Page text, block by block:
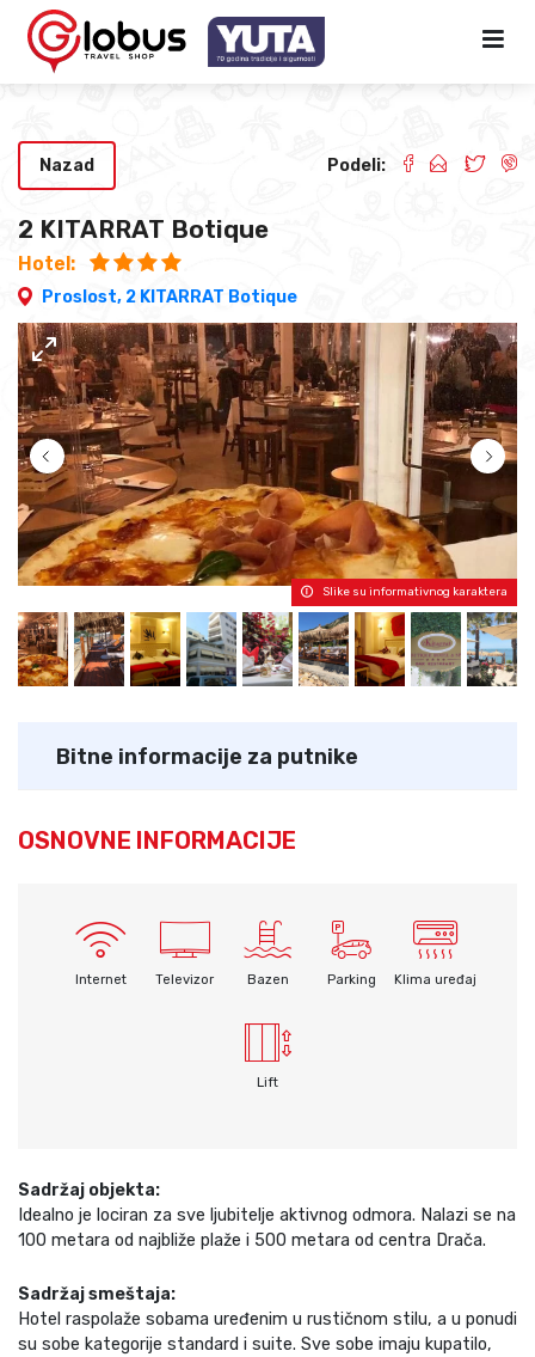
2 KITARRAT Botique
Hotel:
Proslost, 2 KITARRAT Botique
Nazad Podeli:
Slike su informativnog karaktera
Bitne informacije za putnike
OSNOVNE INFORMACIJE
Internet Televizor Bazen Parking Klima uređaj
Lift
Sadržaj objekta:
Idealno je lociran za sve ljubitelje aktivnog odmora. Nalazi se na
100 metara od najbliže plaže i 500 metara od centra Drača.
Sadržaj smeštaja:
Hotel raspolaže sobama uređenim u rustičnom stilu, a u ponudi
su sobe kategorije standard i suite. Sve sobe imaju kupatilo,